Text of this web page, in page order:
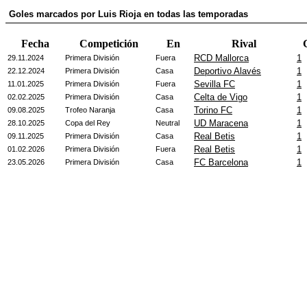
Goles marcados por Luis Rioja en todas las temporadas
Fecha Competición En Rival
29.11.2024 Primera División Fuera RCD Mallorca 1
22.12.2024 Primera División Casa Deportivo Alavés 1
11.01.2025 Primera División Fuera Sevilla FC 1
02.02.2025 Primera División Casa Celta de Vigo 1
09.08.2025 Trofeo Naranja Casa Torino FC 1
28.10.2025 Copa del Rey Neutral UD Maracena 1
09.11.2025 Primera División Casa Real Betis 1
01.02.2026 Primera División Fuera Real Betis 1
23.05.2026 Primera División Casa FC Barcelona 1